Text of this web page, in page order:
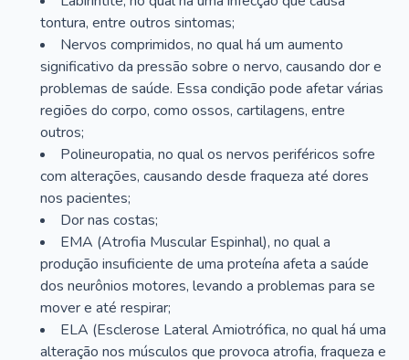
tontura, entre outros sintomas;
Nervos comprimidos, no qual há um aumento
significativo da pressão sobre o nervo, causando dor e
problemas de saúde. Essa condição pode afetar várias
regiões do corpo, como ossos, cartilagens, entre
outros;
Polineuropatia, no qual os nervos periféricos sofre
com alterações, causando desde fraqueza até dores
nos pacientes;
Dor nas costas;
EMA (Atrofia Muscular Espinhal), no qual a
produção insuficiente de uma proteína afeta a saúde
dos neurônios motores, levando a problemas para se
mover e até respirar;
ELA (Esclerose Lateral Amiotrófica, no qual há uma
alteração nos músculos que provoca atrofia, fraqueza e